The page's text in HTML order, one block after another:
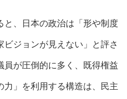
と、日本の政治は「形や制度
ジョンが見えない」と評さ
員が圧倒的に多く、既得権益
力」を利用する構造は、民主